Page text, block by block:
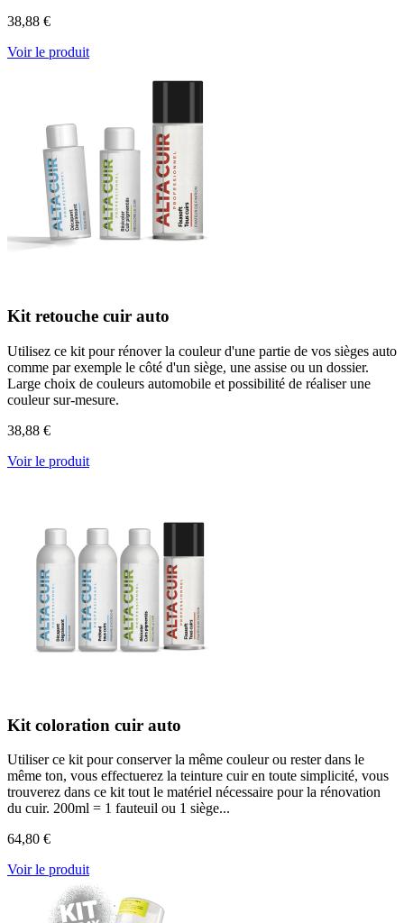
38,88 €
Voir le produit
Kit retouche cuir auto
Utilisez ce kit pour rénover la couleur d'une partie de vos sièges auto
comme par exemple le côté d'un siège, une assise ou un dossier.
Large choix de couleurs automobile et possibilité de réaliser une
couleur sur-mesure.
38,88 €
Voir le produit
Kit coloration cuir auto
Utiliser ce kit pour conserver la même couleur ou rester dans le
même ton, vous effectuerez la teinture cuir en toute simplicité, vous
trouverez dans ce kit tout le matériel nécessaire pour la rénovation
du cuir. 200ml = 1 fauteuil ou 1 siège...
64,80 €
Voir le produit